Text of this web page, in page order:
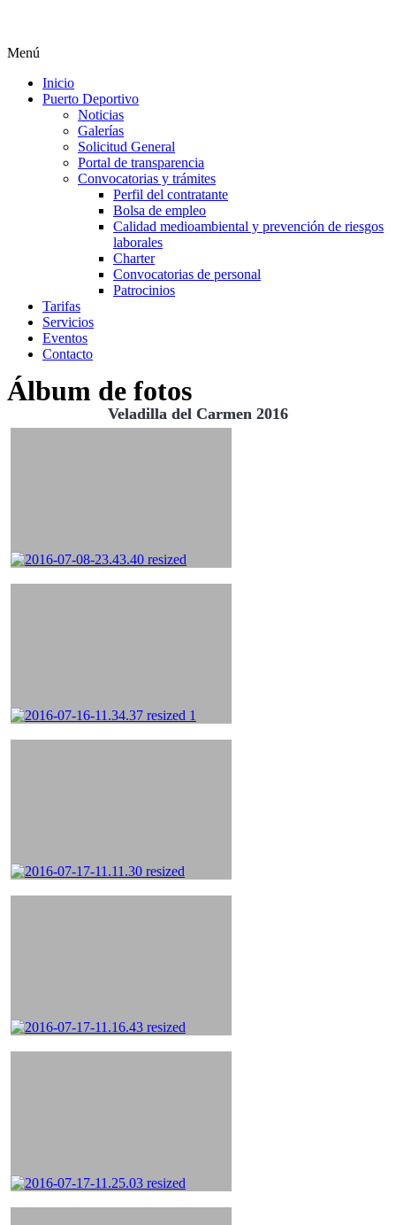
Menú
Inicio
Puerto Deportivo
Noticias
Galerías
Solicitud General
Portal de transparencia
Convocatorias y trámites
Perfil del contratante
Bolsa de empleo
Calidad medioambiental y prevención de riesgos
laborales
Charter
Convocatorias de personal
Patrocinios
Tarifas
Servicios
Eventos
Contacto
Álbum de fotos
Veladilla del Carmen 2016